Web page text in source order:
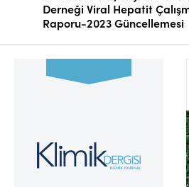
Derneği Viral Hepatit
Raporu-2023 Güncellemesi